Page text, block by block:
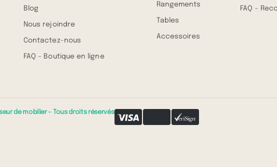
Blog
Nous rejoindre
Contactez-nous
FAQ – Boutique en ligne
Rangements
Tables
Accessoires
FAQ -
de mobilier – Tous droits réservés